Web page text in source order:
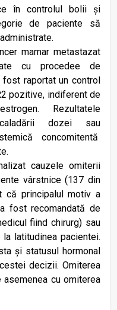
în controlul bolii și
de paciente să
mamar metastazat
cu procedee de
fost raportat un control
pozitive, indiferent de
Rezultatele
dozei sau
concomitentă
cauzele omiterii
vârstnice (137 din
că principalul motiv a
fost recomandată de
fiind chirurg) sau
latitudinea pacientei.
și statusul hormonal
decizii. Omiterea
cu omiterea